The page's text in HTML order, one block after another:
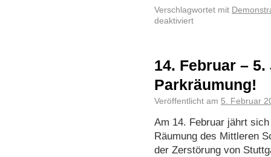
Verschlagwortet mit
deaktiviert
14. Februar –
Parkräumung!
Veröffentlicht am 5. Februar
Am 14. Februar jährt
Räumung des Mittleren
der Zerstörung von